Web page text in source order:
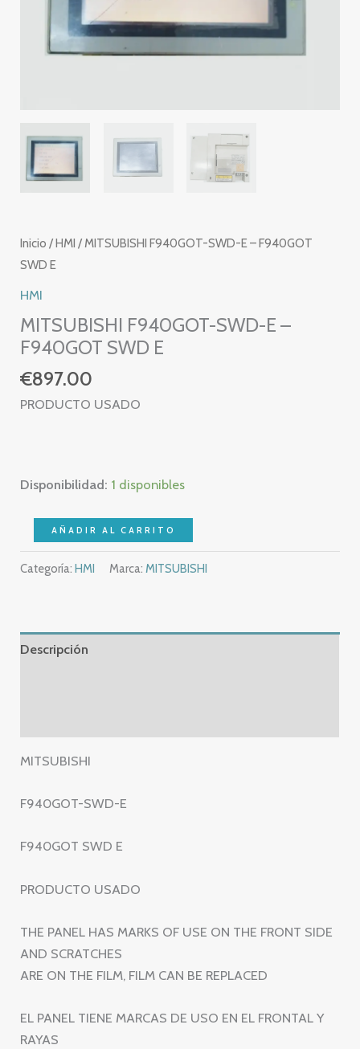
Inicio /HMI / MITSUBISHI F940GOT-SWD-E – F940GOT
SWD E
HMI
MITSUBISHI F940GOT-SWD-E –
F940GOT SWD E
€897.00
PRODUCTO USADO
Disponibilidad: 1 disponibles
MITSUBISHI
F940GOT-
SWD-
F940GOT
SWD
AÑADIR AL CARRITO
Categoría:HMI Marca:MITSUBISHI
Descripción
MITSUBISHI
F940GOT-SWD-E
F940GOT SWD E
PRODUCTO USADO
THE PANEL HAS MARKS OF USE ON THE FRONT SIDE
AND SCRATCHES
ARE ON THE FILM, FILM CAN BE REPLACED
EL PANEL TIENE MARCAS DE USO EN EL FRONTAL Y
RAYAS